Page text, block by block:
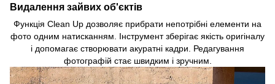
Видалення зайвих об'єктів
Функція Clean Up дозволяє прибрати непотрібні елементи на
фото одним натисканням. Інструмент зберігає якість оригіналу
і допомагає створювати акуратні кадри. Редагування
фотографій стає швидким і зручним.